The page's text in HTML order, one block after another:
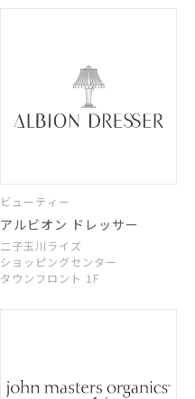
ビューティー
アルビオン ドレッサー
二子玉川ライズ
ショッピングセンター
タウンフロント 1F